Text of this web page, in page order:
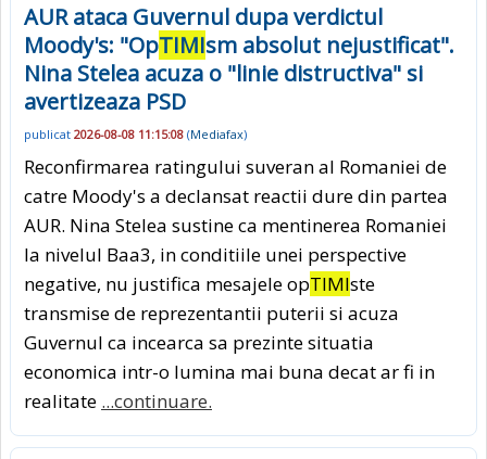
AUR ataca Guvernul dupa verdictul
Moody's: "OpTIMIsm absolut nejustificat".
Nina Stelea acuza o "linie distructiva" si
avertizeaza PSD
publicat 2026-08-08 11:15:08 (Mediafax)
Reconfirmarea ratingului suveran al Romaniei de
catre Moody's a declansat reactii dure din partea
AUR. Nina Stelea sustine ca mentinerea Romaniei
la nivelul Baa3, in conditiile unei perspective
negative, nu justifica mesajele opTIMIste
transmise de reprezentantii puterii si acuza
Guvernul ca incearca sa prezinte situatia
economica intr-o lumina mai buna decat ar fi in
realitate ...continuare.